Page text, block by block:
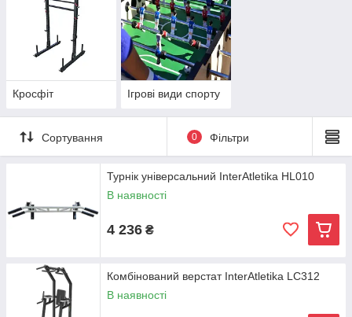
Кросфіт Ігрові види спорту
Сортування 0 Фільтри
Турнік універсальний InterAtletika HL010
В наявності
4 236 ₴
Комбінований верстат InterAtletika LC312
В наявності